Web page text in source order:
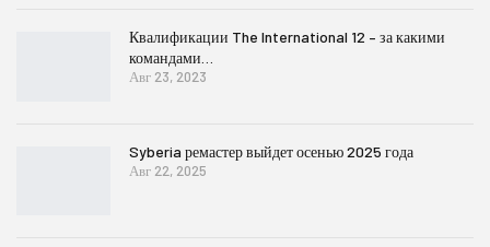
Квалификации The International 12 – за какими
командами…
Авг 23, 2023
Syberia ремастер выйдет осенью 2025 года
Авг 22, 2025